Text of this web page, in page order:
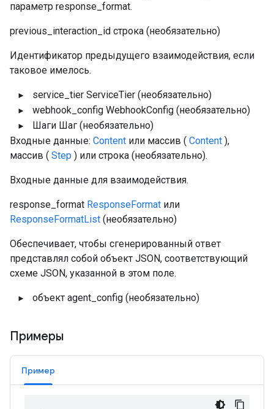
параметр response_format.
previous_interaction_id строка (необязательно)
Идентификатор предыдущего взаимодействия, если
таковое имелось.
service_tier ServiceTier (необязательно)
webhook_config WebhookConfig (необязательно)
Шаги Шаг (необязательно)
Входные данные: Content или массив ( Content ),
массив ( Step ) или строка (необязательно).
Входные данные для взаимодействия.
response_format ResponseFormat или
ResponseFormatList (необязательно)
Обеспечивает, чтобы сгенерированный ответ
представлял собой объект JSON, соответствующий
схеме JSON, указанной в этом поле.
объект agent_config (необязательно)
Примеры
Пример